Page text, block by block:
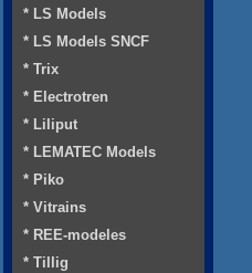
* LS Models
* LS Models SNCF
* Trix
* Electrotren
* Liliput
* LEMATEC Models
* Piko
* Vitrains
* REE-modeles
* Tillig